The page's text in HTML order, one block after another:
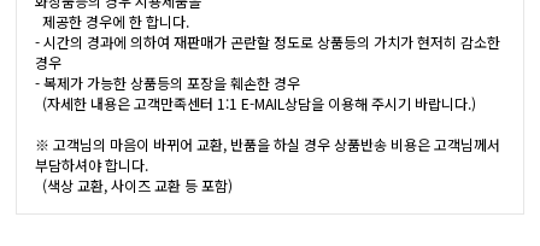
제공한 경우에 한 합니다.
- 시간의 경과에 의하여 재판매가 곤란할 정도로 상품등의 가치가 현저히 감소한
경우
- 복제가 가능한 상품등의 포장을 훼손한 경우
(자세한 내용은 고객만족센터 1:1 E-MAIL상담을 이용해 주시기 바랍니다.)
※ 고객님의 마음이 바뀌어 교환, 반품을 하실 경우 상품반송 비용은 고객님께서
부담하셔야 합니다.
(색상 교환, 사이즈 교환 등 포함)